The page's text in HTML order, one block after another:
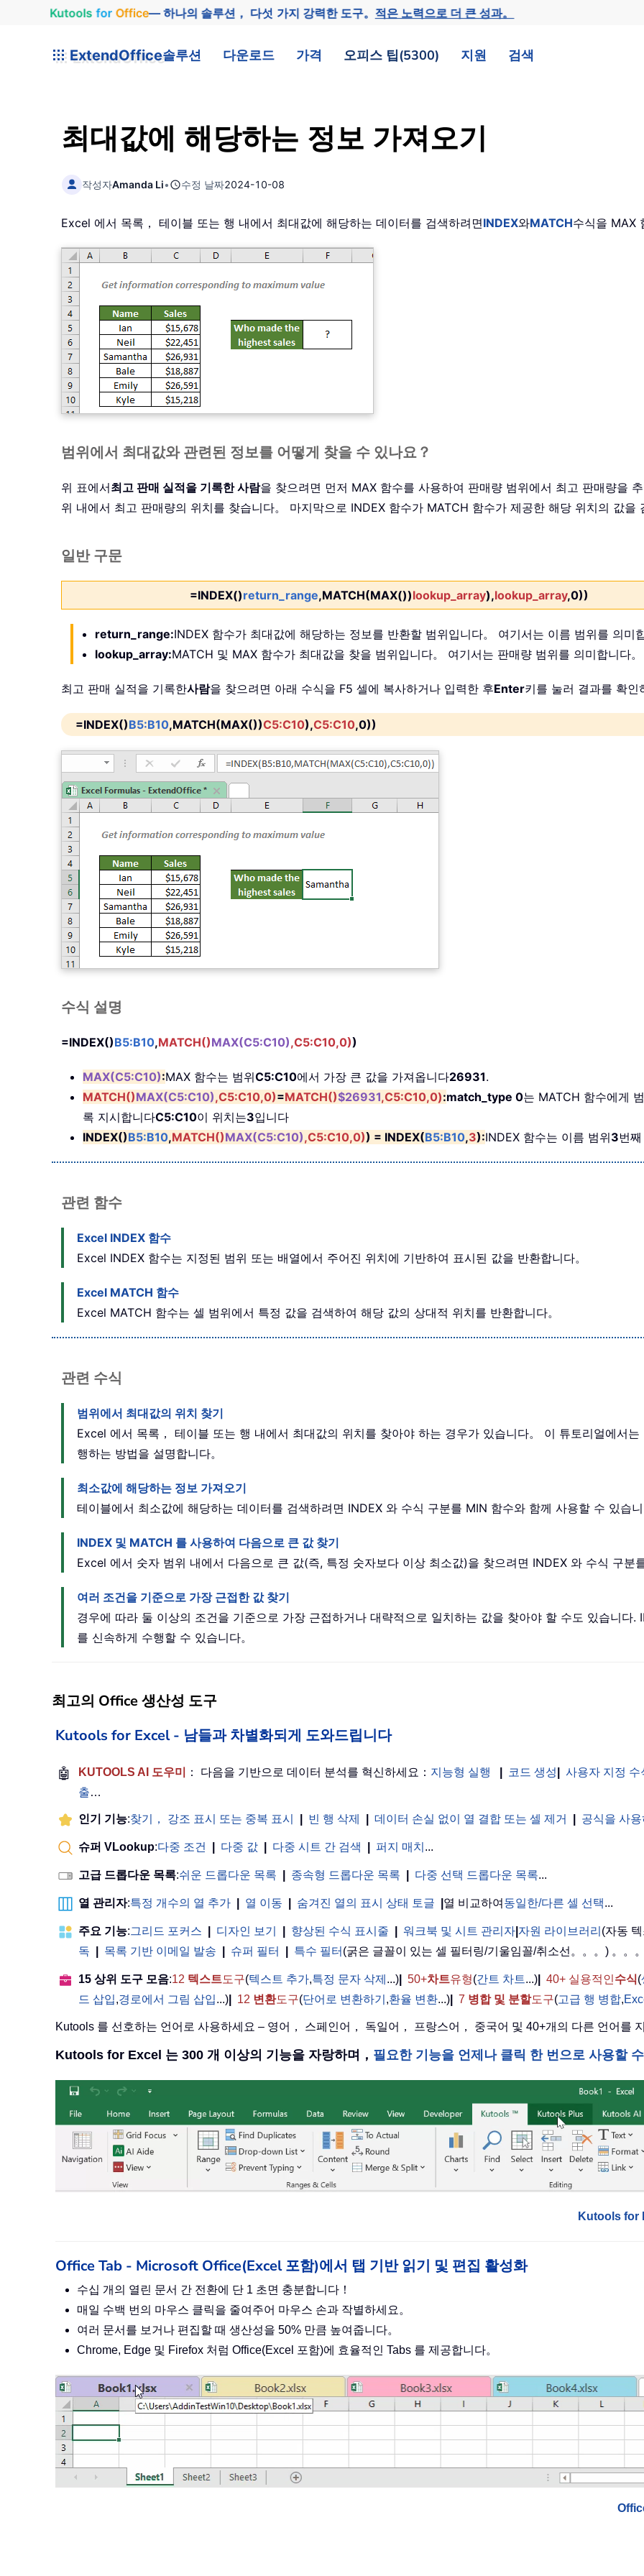
Kutools for Office— 하나의 솔루션， 다섯 가지 강력한 도구。적은 노력으로 더 큰 성과。
ExtendOffice솔루션 다운로드 가격 오피스 팁(5300) 지원 검색
최대값에 해당하는 정보 가져오기
작성자Amanda Li• 수정 날짜2024-10-08
Excel 에서 목록， 테이블 또는 행 내에서 최대값에 해당하는 데이터를 검색하려면INDEX와MATCH수식을 MAX
범위에서 최대값와 관련된 정보를 어떻게 찾을 수 있나요？
위 표에서최고 판매 실적을 기록한 사람을 찾으려면 먼저 MAX 함수를 사용하여 판매량 범위에서 최고 판매량을
위 내에서 최고 판매량의 위치를 찾습니다。 마지막으로 INDEX 함수가 MATCH 함수가 제공한 해당 위치의 값을
일반 구문
=INDEX()return_range,MATCH(MAX())lookup_array),lookup_array,0))
return_range:INDEX 함수가 최대값에 해당하는 정보를 반환할 범위입니다。 여기서는 이름 범위를 의미
lookup_array:MATCH 및 MAX 함수가 최대값을 찾을 범위입니다。 여기서는 판매량 범위를 의미합니다。
최고 판매 실적을 기록한사람을 찾으려면 아래 수식을 F5 셀에 복사하거나 입력한 후Enter키를 눌러 결과를 확인
=INDEX()B5:B10,MATCH(MAX())C5:C10),C5:C10,0))
수식 설명
=INDEX()B5:B10,MATCH()MAX(C5:C10),C5:C10,0))
MAX(C5:C10):MAX 함수는 범위C5:C10에서 가장 큰 값을 가져옵니다26931.
MATCH()MAX(C5:C10),C5:C10,0)=MATCH()$26931,C5:C10,0):match_type 0는 MATCH 함수에게
록 지시합니다C5:C10이 위치는3입니다
INDEX()B5:B10,MATCH()MAX(C5:C10),C5:C10,0)) = INDEX(B5:B10,3):INDEX 함수는 이름 범위3번
관련 함수
Excel INDEX 함수
Excel INDEX 함수는 지정된 범위 또는 배열에서 주어진 위치에 기반하여 표시된 값을 반환합니다。
Excel MATCH 함수
Excel MATCH 함수는 셀 범위에서 특정 값을 검색하여 해당 값의 상대적 위치를 반환합니다。
관련 수식
범위에서 최대값의 위치 찾기
Excel 에서 목록， 테이블 또는 행 내에서 최대값의 위치를 찾아야 하는 경우가 있습니다。 이 튜토리얼에서
행하는 방법을 설명합니다。
최소값에 해당하는 정보 가져오기
테이블에서 최소값에 해당하는 데이터를 검색하려면 INDEX 와 수식 구분를 MIN 함수와 함께 사용할 수 있습
INDEX 및 MATCH 를 사용하여 다음으로 큰 값 찾기
Excel 에서 숫자 범위 내에서 다음으로 큰 값(즉, 특정 숫자보다 이상 최소값)을 찾으려면 INDEX 와 수식 구
여러 조건을 기준으로 가장 근접한 값 찾기
경우에 따라 둘 이상의 조건을 기준으로 가장 근접하거나 대략적으로 일치하는 값을 찾아야 할 수도 있습니다
를 신속하게 수행할 수 있습니다。
최고의 Office 생산성 도구
Kutools for Excel - 남들과 차별화되게 도와드립니다
🤖 KUTOOLS AI 도우미 ： 다음을 기반으로 데이터 분석를 혁신하세요： 지능형 실행 코드 생성
사용자 지정 수
출…
인기 기능:찾기， 강조 표시 또는 중복 표시 빈 행 삭제 데이터 손실 없이 열 결합 또는 셀 제거 공식을 사
슈퍼 VLookup:다중 조건 다중 값 다중 시트 간 검색 퍼지 매치 ...
고급 드롭다운 목록:쉬운 드롭다운 목록 종속형 드롭다운 목록 다중 선택 드롭다운 목록...
열 관리자:특정 개수의 열 추가 열 이동 숨겨진 열의 표시 상태 토글 열 비교하여 동일한/다른 셀 선택...
주요 기능:그리드 포커스 디자인 보기 향상된 수식 표시줄 워크북 및 시트 관리자 자원 라이브러리 (자동
독
목록 기반 이메일 발송 슈퍼 필터 특수 필터 (굵은 글꼴이 있는 셀 필터링/기울임꼴/취소선。。。) 。。
15 상위 도구 모음:12 텍스트도구(텍스트 추가,특정 문자 삭제 ...) 50+차트유형(간트 차트...) 40+ 실용적인수식(
드 삽입,경로에서 그림 삽입...) 12 변환도구(단어로 변환하기 ,환율 변환...) 7 병합 및 분할도구(고급 행 병합,
Kutools 를 선호하는 언어로 사용하세요 – 영어， 스페인어， 독일어， 프랑스어， 중국어 및 40+개의 다른 언어를
Kutools for Excel 는 300 개 이상의 기능을 자랑하며， 필요한 기능을 언제나 클릭 한 번으로 사용할
Kutools for
Office Tab - Microsoft Office(Excel 포함)에서 탭 기반 읽기 및 편집 활성화
수십 개의 열린 문서 간 전환에 단 1 초면 충분합니다！
매일 수백 번의 마우스 클릭을 줄여주어 마우스 손과 작별하세요。
여러 문서를 보거나 편집할 때 생산성을 50% 만큼 높여줍니다。
Chrome, Edge 및 Firefox 처럼 Office(Excel 포함)에 효율적인 Tabs 를 제공합니다。